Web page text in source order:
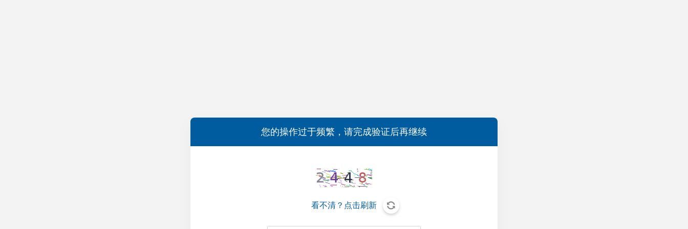
您的操作过于频繁，请完成验证后再继续
看不清？点击刷新